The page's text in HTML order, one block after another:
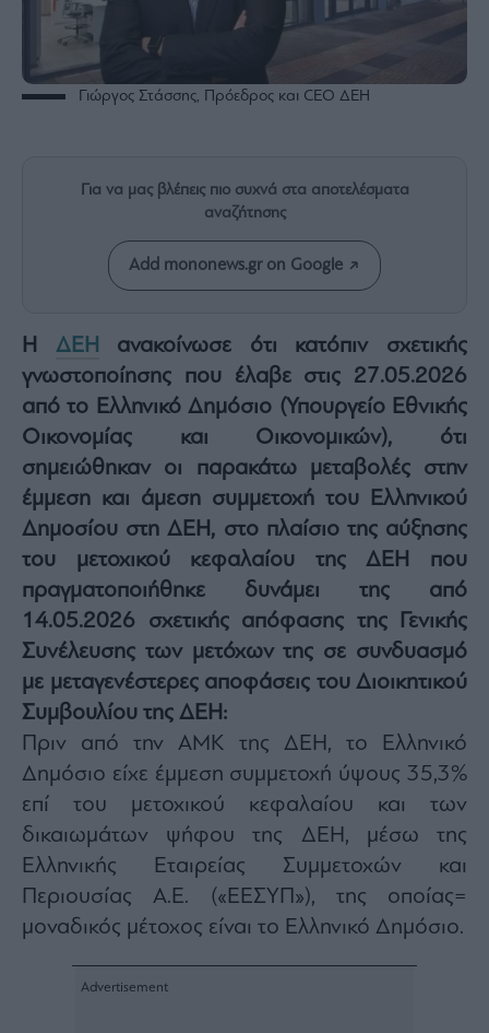
Επι-
θετικά
Rumors
ESG
Άρθρα
Les
Bons
Vivants
Auto
Life
&
Style
Υγεία
Architecture
&
Design
Fashion
&
Art
Watches
Yachts
Table
For
Μετοχές
Trader's
Γιώργος Στάσσης, Πρόεδρος και CEO ΔΕΗ
Για να μας βλέπεις πιο συχνά στα αποτελέσματα
αναζήτησης
Add mononews.gr on Google
Η ΔΕΗ
ανακοίνωσε ότι κατόπιν σχετικής
γνωστοποίησης που έλαβε στις 27.05.2026
από το Ελληνικό Δημόσιο (Υπουργείο Εθνικής
Οικονομίας και Οικονομικών), ότι
σημειώθηκαν οι παρακάτω μεταβολές στην
έμμεση και άμεση συμμετοχή του Ελληνικού
Δημοσίου στη ΔΕΗ, στο πλαίσιο της αύξησης
του μετοχικού κεφαλαίου της ΔΕΗ που
πραγματοποιήθηκε δυνάμει της από
14.05.2026 σχετικής απόφασης της Γενικής
Συνέλευσης των μετόχων της σε συνδυασμό
με μεταγενέστερες αποφάσεις του Διοικητικού
Συμβουλίου της ΔΕΗ:
Πριν από την ΑΜΚ της ΔΕΗ, το Ελληνικό
Δημόσιο είχε έμμεση συμμετοχή ύψους 35,3%
επί του μετοχικού κεφαλαίου και των
δικαιωμάτων ψήφου της ΔΕΗ, μέσω της
Ελληνικής Εταιρείας Συμμετοχών και
Περιουσίας Α.Ε. («ΕΕΣΥΠ»), της οποίας=
μοναδικός μέτοχος είναι το Ελληνικό Δημόσιο.